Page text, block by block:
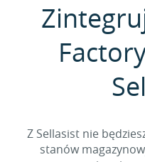
Z Sellasist nie
stanów